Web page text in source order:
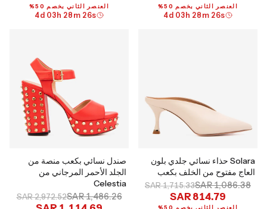
العنصر الثاني بخصم 50%
4d 03 h 28 m 25s
العنصر الثاني بخصم 50%
4d 03 h 28 m 25s
Solara حذاء نسائي جلدي بلون
العاج مفتوح من الخلف بكعب
SAR 1,086.38
SAR 1,715.33
SAR 814.79
العنصر الثاني بخصم 50%
صندل نسائي بكعب منصة من
الجلد الأحمر المرجاني من
Celestia
SAR 1,486.26
SAR 2,972.52